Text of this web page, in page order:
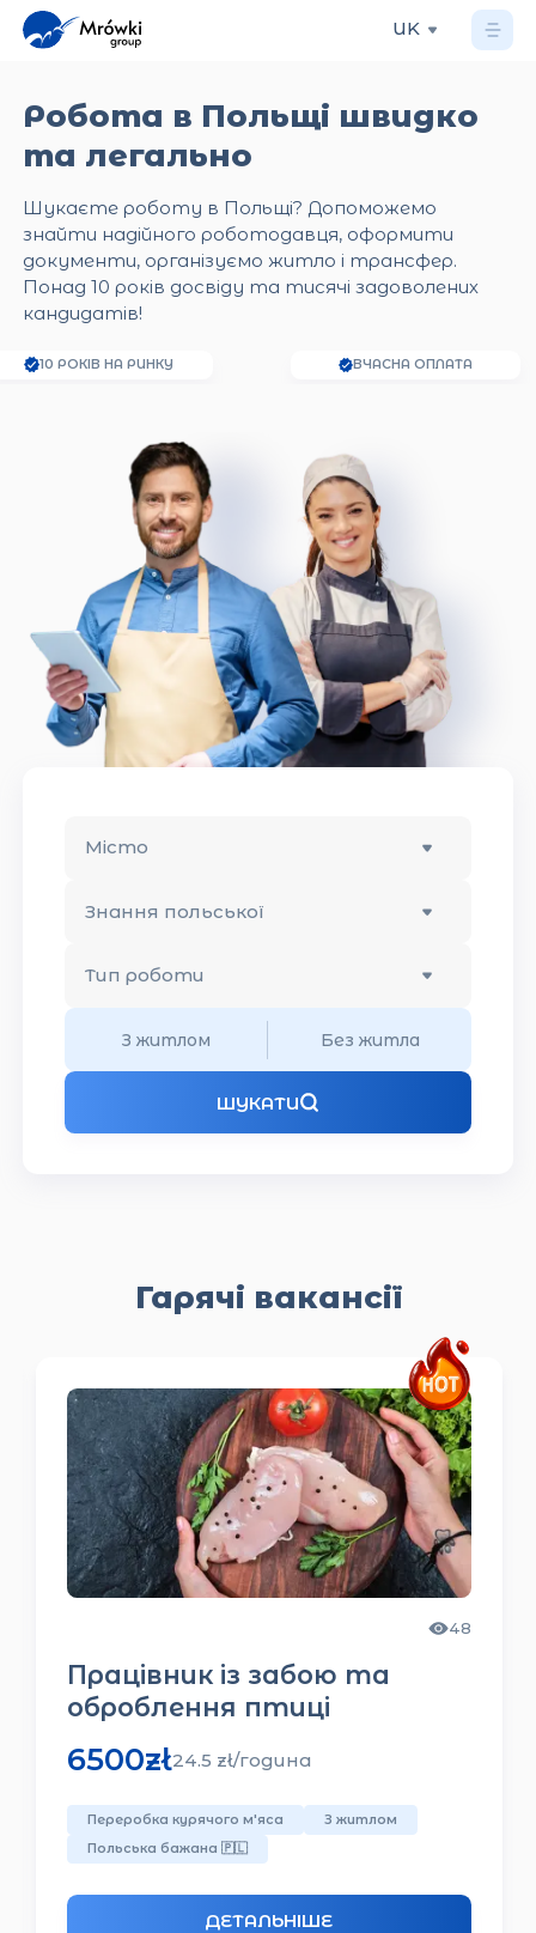
UK
Робота в Польщі швидко
та легально
Шукаєте роботу в Польщі? Допоможемо
знайти надійного роботодавця, оформити
документи, організуємо житло і трансфер.
Понад 10 років досвіду та тисячі задоволених
кандидатів!
РИНКУ ВЧАСНА ОПЛАТА
Місто
Знання польської
Тип роботи
З житлом Без житла
ШУКАТИ
Гарячі вакансії
48
Працівник із забою та
оброблення птиці
6500zł24.5 zł/година
Переробка курячого м'яса
З житлом
Польська бажана 🇵🇱
ДЕТАЛЬНІШЕ